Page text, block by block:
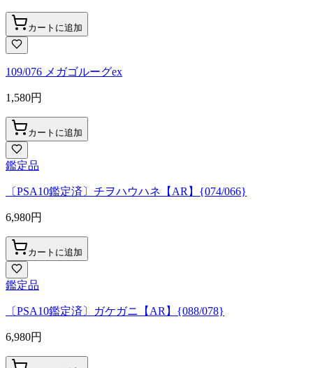
カートに追加
109/076 メガゴルーグex
1,580円
カートに追加
鑑定品
〔PSA10鑑定済〕チヲハウハネ【AR】{074/066}
6,980円
カートに追加
鑑定品
〔PSA10鑑定済〕ガケガニ【AR】{088/078}
6,980円